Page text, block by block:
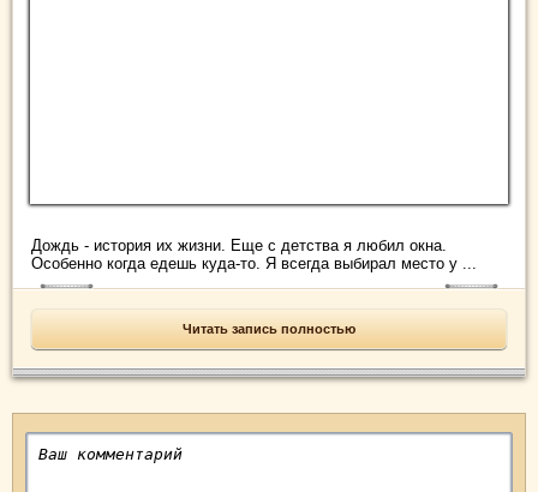
Дождь - история их жизни. Еще с детства я любил окна.
Особенно когда едешь куда-то. Я всегда выбирал место у ...
Читать запись полностью